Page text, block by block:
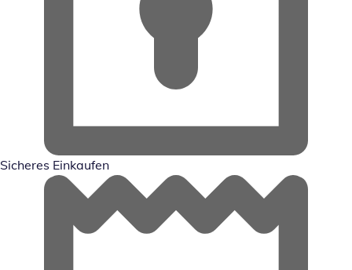
Sicheres Einkaufen